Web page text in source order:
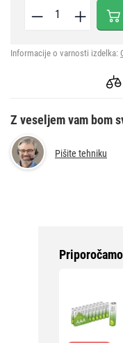
Informacije o varnosti izdelka:
Z veseljem vam bom
Pišite tehniku